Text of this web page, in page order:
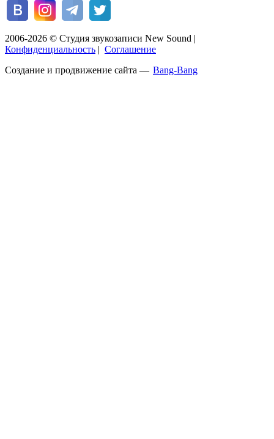
2006-2026 © Студия звукозаписи New Sound |
Конфиденциальность | Соглашение
Создание и продвижение сайта — Bang-Bang